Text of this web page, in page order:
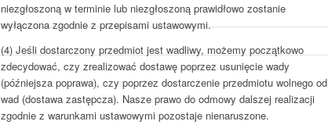
niezgłoszoną w terminie lub niezgłoszoną prawidłowo zostanie
wyłączona zgodnie z przepisami ustawowymi.
(4) Jeśli dostarczony przedmiot jest wadliwy, możemy początkowo
zdecydować, czy zrealizować dostawę poprzez usunięcie wady
(późniejsza poprawa), czy poprzez dostarczenie przedmiotu wolnego od
wad (dostawa zastępcza). Nasze prawo do odmowy dalszej realizacji
zgodnie z warunkami ustawowymi pozostaje nienaruszone.